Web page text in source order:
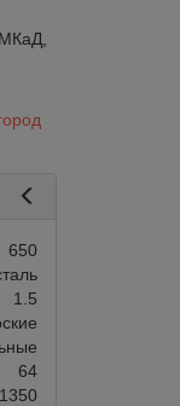
650
1.5
64
1350